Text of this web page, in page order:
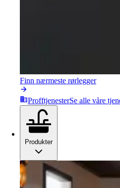
Finn nærmeste rørlegger
ProfftjenesterSe alle våre
Produkter